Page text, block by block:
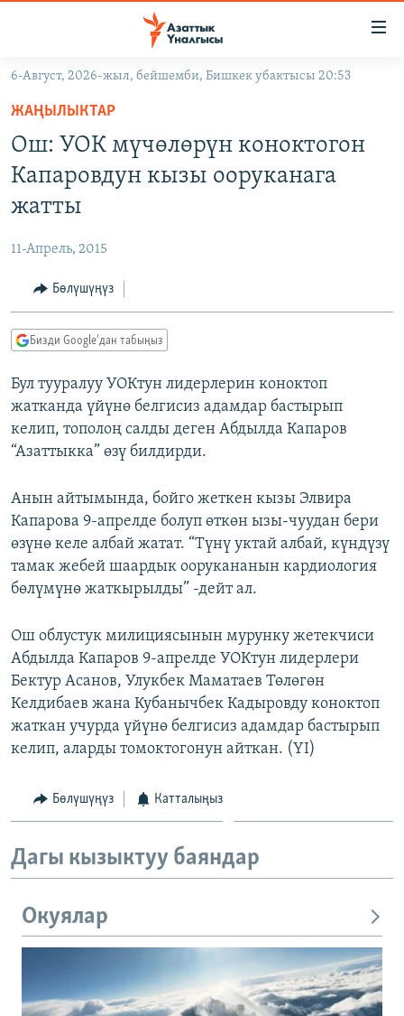
Навигацияга
өтүңүз
Издөөгө
салыңыз
МАДАНИЯТ
УКРАИНА
ТВ ПРОГРАММАЛАР
БҮГҮН АЗАТТЫКТА
ДАНИСТЕ
АЗАТТЫК+
ПОДКАСТ
ОНЛАЙН ШЕРИНЕ
ЭЕ/АРнун бардык сайттары
6-Август, 2026-жыл, бейшемби, Бишкек убактысы 20:53
ЖАҢЫЛЫКТАР
Ош: УОК мүчөлөрүн коноктогон
Капаровдун кызы ооруканага
жатты
11-Апрель, 2015
Бөлүшүңүз
Бизди Google'дан табыңыз
Бул тууралуу УОКтун лидерлерин коноктоп
жатканда үйүнө белгисиз адамдар бастырып
келип, тополоң салды деген Абдылда Капаров
“Азаттыкка” өзү билдирди.
Анын айтымында, бойго жеткен кызы Элвира
Капарова 9-апрелде болуп өткөн ызы-чуудан бери
өзүнө келе албай жатат. “Түнү уктай албай, күндүзү
тамак жебей шаардык оорукананын кардиология
бөлүмүнө жаткырылды” -дейт ал.
Ош облустук милициясынын мурунку жетекчиси
Абдылда Капаров 9-апрелде УОКтун лидерлери
Бектур Асанов, Улукбек Маматаев Төлөгөн
Келдибаев жана Кубанычбек Кадыровду коноктоп
жаткан учурда үйүнө белгисиз адамдар бастырып
келип, аларды томоктогонун айткан. (YI)
Бөлүшүңүз Катталыңыз
Дагы кызыктуу баяндар
Окуялар